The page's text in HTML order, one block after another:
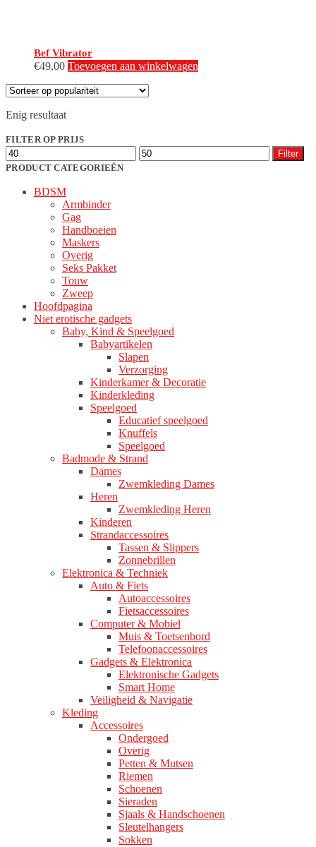
Bef Vibrator
€49,00 Toevoegen aan winkelwagen
Enig resultaat
FILTER OP PRIJS
Min.
prijs
Max.
prijs
Filter
PRODUCT CATEGORIEËN
BDSM
Armbinder
Gag
Handboeien
Maskers
Overig
Seks Pakket
Touw
Zweep
Hoofdpagina
Niet erotische gadgets
Baby, Kind & Speelgoed
Babyartikelen
Slapen
Verzorging
Kinderkamer & Decoratie
Kinderkleding
Speelgoed
Educatief speelgoed
Knuffels
Speelgoed
Badmode & Strand
Dames
Zwemkleding Dames
Heren
Zwemkleding Heren
Kinderen
Strandaccessoires
Tassen & Slippers
Zonnebrillen
Elektronica & Techniek
Auto & Fiets
Autoaccessoires
Fietsaccessoires
Computer & Mobiel
Muis & Toetsenbord
Telefoonaccessoires
Gadgets & Elektronica
Elektronische Gadgets
Smart Home
Veiligheid & Navigatie
Kleding
Accessoires
Ondergoed
Overig
Petten & Mutsen
Riemen
Schoenen
Sieraden
Sjaals & Handschoenen
Sleutelhangers
Sokken